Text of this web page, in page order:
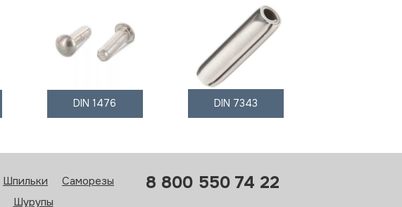
DIN 1476 DIN 7343
Шпильки
Саморезы
Шурупы
8 800 550 74 22